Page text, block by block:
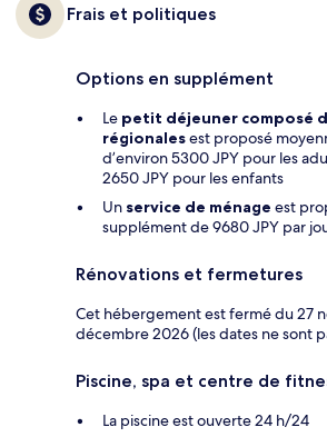
Frais et politiques
Options en supplément
Le petit déjeuner composé
régionalesest proposé
d’environ 5300 JPY pour les
2650 JPY pour les enfants
Un service de ménage est
supplément de 9680 JPY par
Rénovations et fermetures
Cet hébergement est fermé du 27
décembre 2026 (les dates ne sont
Piscine, spa et centre de
La piscine est ouverte 24 h/24